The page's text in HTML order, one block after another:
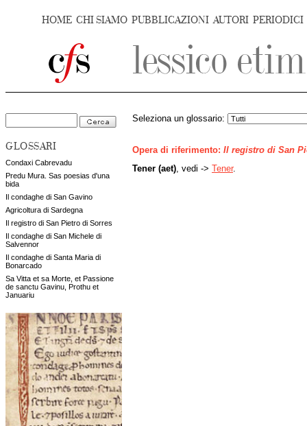
HOME CHI SIAMO PUBBLICAZIONI AUTORI PERIODICI
GLOSSARI
Condaxi Cabrevadu
Predu Mura. Sas poesias d'una
bida
Il condaghe di San Gavino
Agricoltura di Sardegna
Il registro di San Pietro di Sorres
Il condaghe di San Michele di
Salvennor
Il condaghe di Santa Maria di
Bonarcado
Sa Vitta et sa Morte, et Passione
de sanctu Gavinu, Prothu et
Januariu
Seleziona un glossario:
Opera di riferimento: Il registro di San
Tener (aet) , vedi -> Tener.